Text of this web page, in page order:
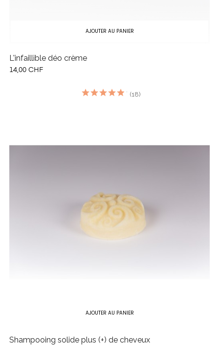
AJOUTER AU PANIER
L'infaillible déo crème
14,00 CHF
AJOUTER AU PANIER
Shampooing solide plus (+) de cheveux
(18)